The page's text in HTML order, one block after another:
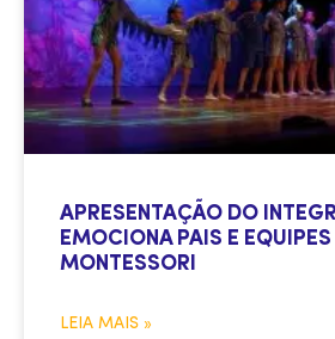
APRESENTAÇÃO DO
EMOCIONA PAIS E
MONTESSORI
LEIA MAIS »